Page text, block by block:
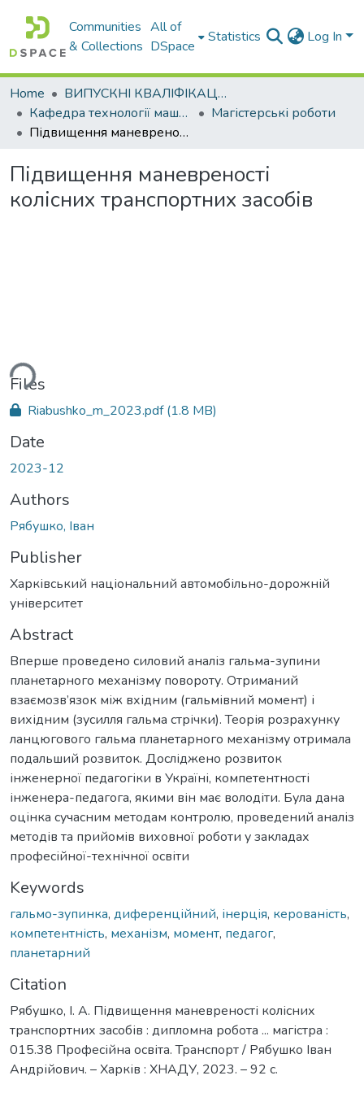
Communities
& Collections
All of
DSpace
Statistics Log In
Home
ВИПУСКНІ КВАЛІФІКАЦІЙНІ РОБОТИ
Кафедра технології машинобудування та ремонту машин
Магістерські роботи
Підвищення маневреності колісних транспортних засобів
Підвищення маневреності
колісних транспортних засобів
Files
Riabushko_m_2023.pdf(1.8 MB)
Date
2023-12
Authors
Рябушко, Іван
Publisher
Харківський національний автомобільно-дорожній
університет
Abstract
Вперше проведено силовий аналіз гальма-зупини
планетарного механізму повороту. Отриманий
взаємозв’язок між вхідним (гальмівний момент) і
вихідним (зусилля гальма стрічки). Теорія розрахунку
ланцюгового гальма планетарного механізму отримала
подальший розвиток. Досліджено розвиток
інженерної педагогіки в Україні, компетентності
інженера-педагога, якими він має володіти. Була дана
оцінка сучасним методам контролю, проведений аналіз
методів та прийомів виховної роботи у закладах
професійної-технічної освіти
Keywords
гальмо-зупинка, диференційний, інерція, керованість,
компетентність, механізм, момент, педагог,
планетарний
Citation
Рябушко, І. А. Підвищення маневреності колісних
транспортних засобів : дипломна робота ... магістра :
015.38 Професійна освіта. Транспорт / Рябушко Іван
Андрійович. – Харків : ХНАДУ, 2023. – 92 с.